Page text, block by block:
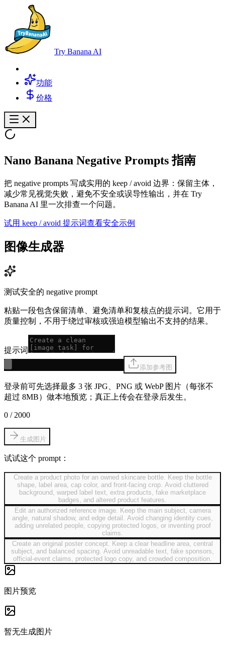
Try Banana AI
功能
价格
Nano Banana Negative Prompts 指南
把 negative prompts 写成实用的 keep / avoid 边界：保留主体，
减少常见视觉失败，避免不安全或误导性输出，并在 Try
Banana AI 里一次排查一个问题。
试用 keep / avoid 提示词查看安全示例
图像生成器
测试安全的 negative prompt
粘贴一段包含保留清单、避免清单和复核点的提示词。它用于
质量控制，不用于绕过审核或强迫模型输出不支持的结果。
提示词
添加参考图
登录前可先选择最多 3 张 JPG、PNG 或 WebP 图片（每张不
超过 8MB）做本地预览；真正上传会在登录后发生。
0 / 2000
生成图片
试试这个 prompt：
Create a product photo for an owned skincare bottle. Keep the bottle
shape, label area, cap color, and front-facing crop. Avoid cluttered
background, warped label text, extra products, fake marketplace
badges, and altered product features.
Edit an authorized reference image. Keep the main subject, camera
angle, natural shadow, and edge detail. Avoid changing identity cues,
adding unrelated people, copying protected logos, or inventing proof
claims.
Create an original poster concept. Keep a clear headline area, central
subject, and balanced spacing. Avoid unreadable text, fake sponsors,
official-event claims, protected logo copy, and crowded composition.
图片预览
暂无生成图片